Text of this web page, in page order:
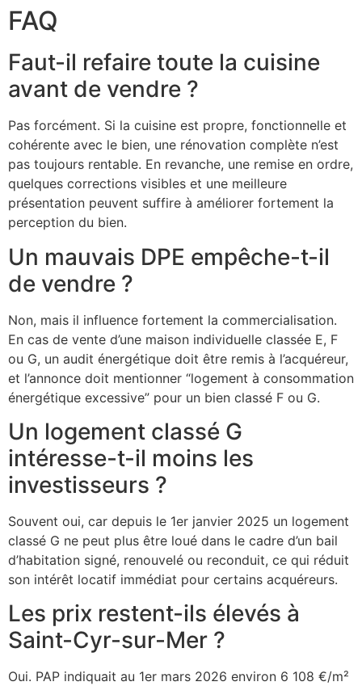
FAQ
Faut-il refaire toute la cuisine
avant de vendre ?
Pas forcément. Si la cuisine est propre, fonctionnelle et
cohérente avec le bien, une rénovation complète n’est
pas toujours rentable. En revanche, une remise en ordre,
quelques corrections visibles et une meilleure
présentation peuvent suffire à améliorer fortement la
perception du bien.
Un mauvais DPE empêche-t-il
de vendre ?
Non, mais il influence fortement la commercialisation.
En cas de vente d’une maison individuelle classée E, F
ou G, un audit énergétique doit être remis à l’acquéreur,
et l’annonce doit mentionner “logement à consommation
énergétique excessive” pour un bien classé F ou G.
Un logement classé G
intéresse-t-il moins les
investisseurs ?
Souvent oui, car depuis le 1er janvier 2025 un logement
classé G ne peut plus être loué dans le cadre d’un bail
d’habitation signé, renouvelé ou reconduit, ce qui réduit
son intérêt locatif immédiat pour certains acquéreurs.
Les prix restent-ils élevés à
Saint-Cyr-sur-Mer ?
Oui. PAP indiquait au 1er mars 2026 environ 6 108 €/m²